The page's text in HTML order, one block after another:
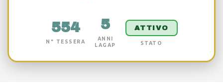
554
N° TESSERA
5
ANNI
LAGAP
ATTIVO
STATO